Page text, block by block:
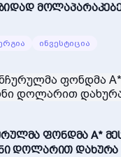
ინვესტიცია
ფონდმა A*
დოლარით დახურა